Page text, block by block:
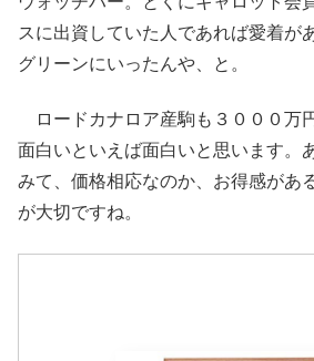
スに出資していた人であれば愛着が
グリーンにいったんや、と。
ロードカナロア産駒も３０００万
面白いといえば面白いと思います。
みて、価格相応なのか、お得感があ
が大切ですね。